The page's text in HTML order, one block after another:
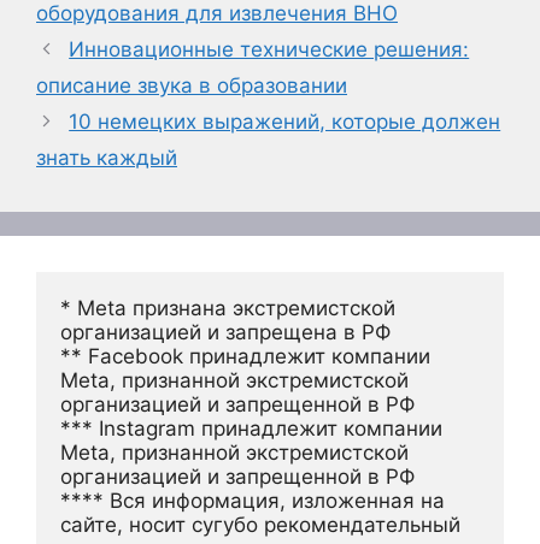
оборудования для извлечения BHO
Инновационные технические решения:
описание звука в образовании
10 немецких выражений, которые должен
знать каждый
* Meta признана экстремистской
организацией и запрещена в РФ
** Facebook принадлежит компании
Meta, признанной экстремистской
организацией и запрещенной в РФ
*** Instagram принадлежит компании
Meta, признанной экстремистской
организацией и запрещенной в РФ
**** Вся информация, изложенная на
сайте, носит сугубо рекомендательный